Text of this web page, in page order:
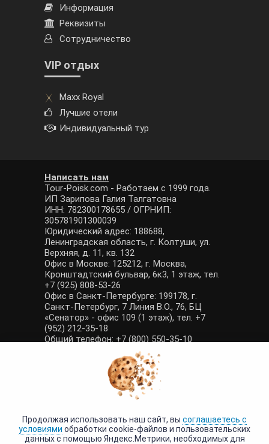
Информация
Реквизиты
Сотрудничество
VIP отдых
Maxx Royal
Лучшие отели
Индивидуальный тур
Написать нам
Tour-Poisk.com - Работаем с 1999 года.
ИП Зарипова Галия Талгатовна
ИНН: 782300178655 / ОГРНИП:
305781901300039
Юридический адрес: 188688,
Ленинградская область, г. Колтуши, ул.
Верхняя, д. 11, кв. 132
Офис в Москве: 125212, г. Москва,
Кронштадтский бульвар, 6к3, 1 этаж, тел.
+7 (925) 808-53-26
Офис в Санкт-Петербурге: 199178, г.
Санкт-Петербург, 7 Линия В.О., 76, БЦ
«Сенатор» - офис 109 (1 этаж), тел. +7
(952) 212-35-18
Общий телефон: +7 (800) 550-35-10
E-mail: manager@tour-poisk.com (общие
вопросы), admin@tour-poisk.com (жалобы)
Номер в Общероссийском реестре
туристических агентств: РТА 0003424
Политика конфиденциальности
Продолжая использовать наш сайт, вы соглашаетесь с
условиями обработки cookie-файлов и пользовательских
данных с помощью Яндекс.Метрики, необходимых для